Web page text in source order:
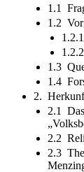
1.1
1.2
1.3
1.4
2.
2.1
2.2
2.3